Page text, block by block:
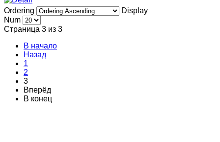
Ordering
Display
Num
Страница 3 из 3
В начало
Назад
1
2
3
Вперёд
В конец